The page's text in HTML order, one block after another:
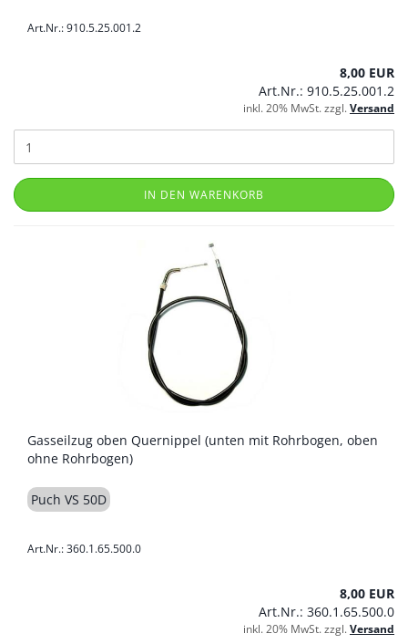
Art.Nr.: 910.5.25.001.2
8,00 EUR
Art.Nr.: 910.5.25.001.2
inkl. 20% MwSt. zzgl.Versand
IN DEN WARENKORB
Gasseilzug oben Quernippel (unten mit Rohrbogen, oben
ohne Rohrbogen)
Puch VS 50D
Art.Nr.: 360.1.65.500.0
8,00 EUR
Art.Nr.: 360.1.65.500.0
inkl. 20% MwSt. zzgl.Versand